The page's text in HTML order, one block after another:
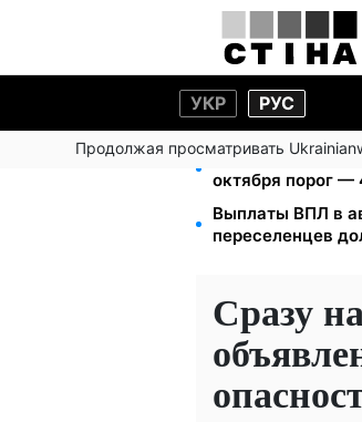
УКР РУС
Продолжая просматривать
172 940 грн
октября порог —
Выплаты ВПЛ в
переселенцев
Сразу